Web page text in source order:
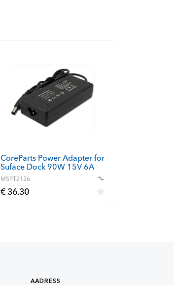
CoreParts Power Adapter for
Suface Dock 90W 15V 6A
Plug:7.4*5.0p
MSPT2126
€ 36.30
AADRESS